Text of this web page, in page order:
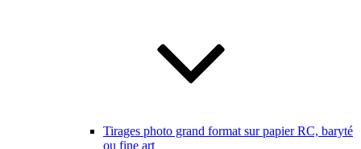
Tirages photo grand format sur papier RC, baryté
ou fine art